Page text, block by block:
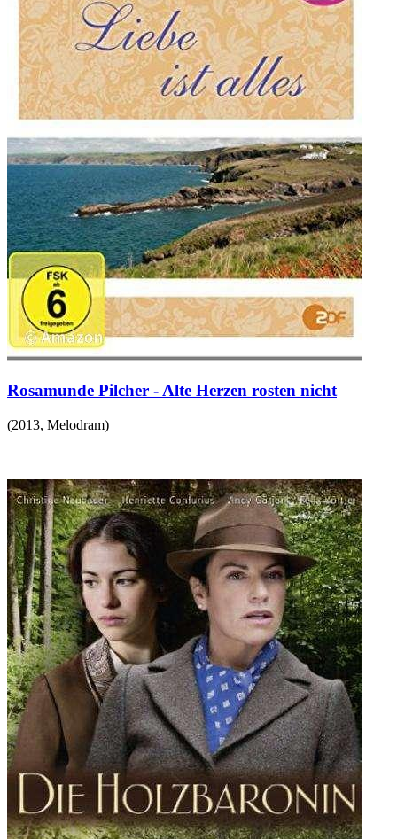
Rosamunde Pilcher - Alte Herzen rosten nicht
(2013, Melodram)